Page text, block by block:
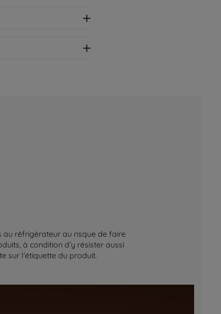
au réfrigérateur au risque de faire
à condition d’y résister aussi
sur l'étiquette du produit.